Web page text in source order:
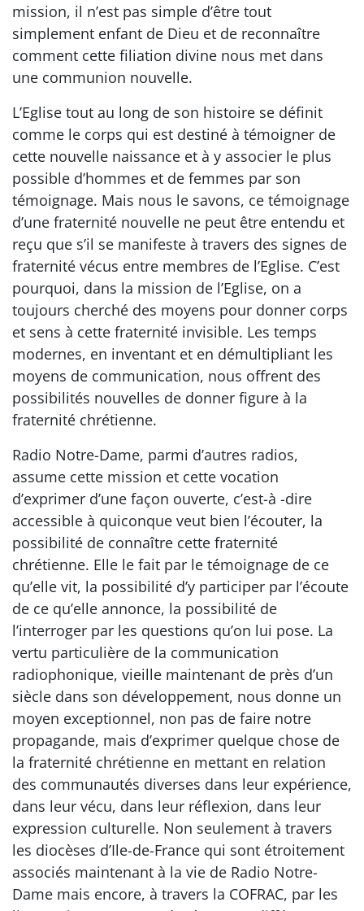
mission, il n’est pas simple d’être tout
simplement enfant de Dieu et de reconnaître
comment cette filiation divine nous met dans
une communion nouvelle.
L’Eglise tout au long de son histoire se définit
comme le corps qui est destiné à témoigner de
cette nouvelle naissance et à y associer le plus
possible d’hommes et de femmes par son
témoignage. Mais nous le savons, ce témoignage
d’une fraternité nouvelle ne peut être entendu et
reçu que s’il se manifeste à travers des signes de
fraternité vécus entre membres de l’Eglise. C’est
pourquoi, dans la mission de l’Eglise, on a
toujours cherché des moyens pour donner corps
et sens à cette fraternité invisible. Les temps
modernes, en inventant et en démultipliant les
moyens de communication, nous offrent des
possibilités nouvelles de donner figure à la
fraternité chrétienne.
Radio Notre-Dame, parmi d’autres radios,
assume cette mission et cette vocation
d’exprimer d’une façon ouverte, c’est-à -dire
accessible à quiconque veut bien l’écouter, la
possibilité de connaître cette fraternité
chrétienne. Elle le fait par le témoignage de ce
qu’elle vit, la possibilité d’y participer par l’écoute
de ce qu’elle annonce, la possibilité de
l’interroger par les questions qu’on lui pose. La
vertu particulière de la communication
radiophonique, vieille maintenant de près d’un
siècle dans son développement, nous donne un
moyen exceptionnel, non pas de faire notre
propagande, mais d’exprimer quelque chose de
la fraternité chrétienne en mettant en relation
des communautés diverses dans leur expérience,
dans leur vécu, dans leur réflexion, dans leur
expression culturelle. Non seulement à travers
les diocèses d’Ile-de-France qui sont étroitement
associés maintenant à la vie de Radio Notre-
Dame mais encore, à travers la COFRAC, par les